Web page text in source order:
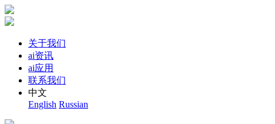
关于我们
ai资讯
ai应用
联系我们
中文
English Russian